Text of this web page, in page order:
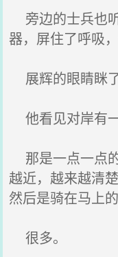
旁边的士兵也
器，屏住了呼吸
展辉的眼睛眯了
他看见对岸有一
那是一点一点
越近，越来越清
然后是骑在马上的
很多。